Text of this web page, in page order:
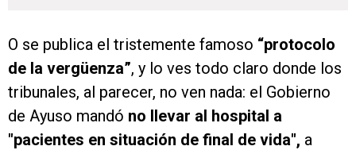
O se publica el tristemente famoso “protocolo
de la vergüenza”, y lo ves todo claro donde los
tribunales, al parecer, no ven nada: el Gobierno
de Ayuso mandó no llevar al hospital a
"pacientes en situación de final de vida", a